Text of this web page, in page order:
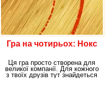
Гра на чотирьох: Нокс
Ця гра просто створена для
великої компанії. Для кожного
з твоїх друзів тут знайдеться